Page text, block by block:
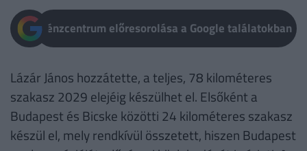
Pénzcentrum előresorolása a Google találatokban
Lázár János hozzátette, a teljes, 78 kilométeres
szakasz 2029 elejéig készülhet el. Elsőként a
Budapest és Bicske közötti 24 kilométeres szakasz
készül el, mely rendkívül összetett, hiszen Budapest